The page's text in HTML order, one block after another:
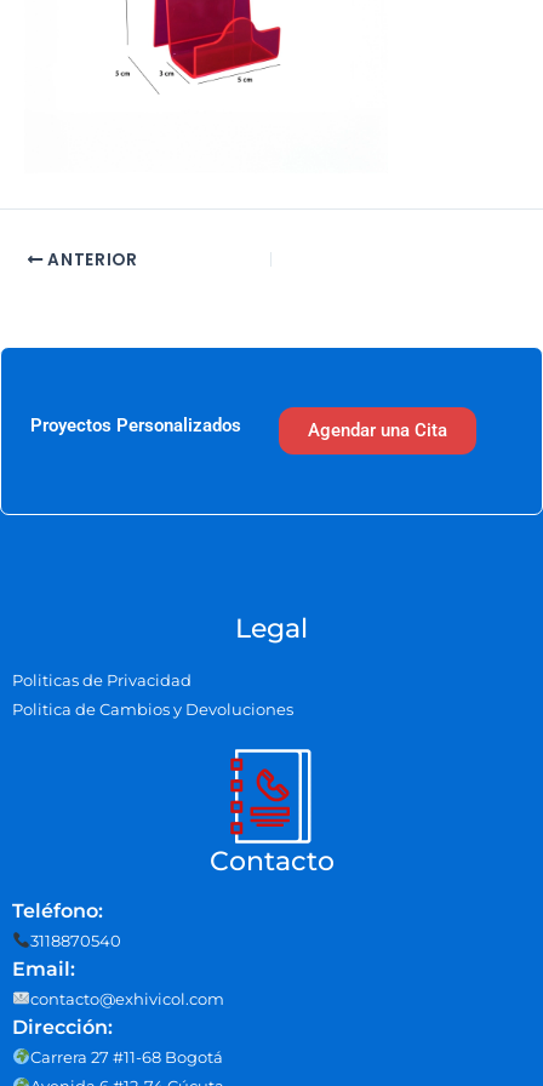
ANTERIOR
Proyectos Personalizados Agendar una Cita
Legal
Politicas de Privacidad
Politica de Cambios y Devoluciones
Contacto
Teléfono:
3118870540
Email:
contacto@exhivicol.com
Dirección:
Carrera 27 #11-68 Bogotá